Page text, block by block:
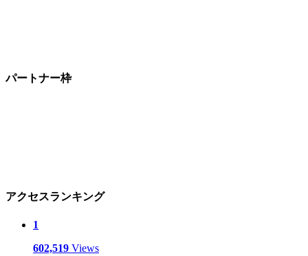
パートナー枠
アクセスランキング
1
602,519 Views